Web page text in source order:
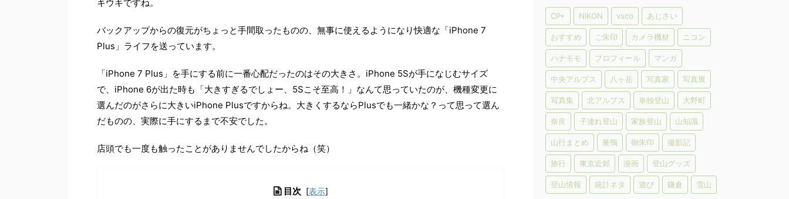
キウキですね。
バックアップからの復元がちょっと手間取ったものの、無事に使えるようになり快適な「iPhone 7
Plus」ライフを送っています。
「iPhone 7 Plus」を手にする前に一番心配だったのはその大きさ。iPhone 5Sが手になじむサイズ
で、iPhone 6が出た時も「大きすぎるでしょー、5Sこそ至高！」なんて思っていたのが、機種変更に
選んだのがさらに大きいiPhone Plusですからね。大きくするならPlusでも一緒かな？って思って選ん
だものの、実際に手にするまで不安でした。
店頭でも一度も触ったことがありませんでしたからね（笑）
目次 [表示]
CP+ NIKON vsco あじさい
おすすめ ご朱印 カメラ機材 ニコン
ハナモモ プロフィール マンガ
中央アルプス 八ヶ岳 写真家 写真展
写真集 北アルプス 単独登山 大野町
奈良 子連れ登山 家族登山 山知識
山行まとめ 巣鴨 御朱印 撮影記
旅行 東京近郊 漫画 登山グッズ
登山情報 統計ネタ 遊び 鎌倉 雪山